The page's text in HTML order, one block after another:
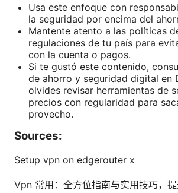
Usa este enfoque con
la seguridad por encima del
Mantente atento a las políticas
regulaciones de tu país para
con la cuenta o pagos.
Si te gustó este contenido,
de ahorro y seguridad digital en
olvides revisar herramientas de
precios con regularidad para
provecho.
Sources:
Setup vpn on edgerouter x
Vpn 常用：全方位指南与实用技巧，